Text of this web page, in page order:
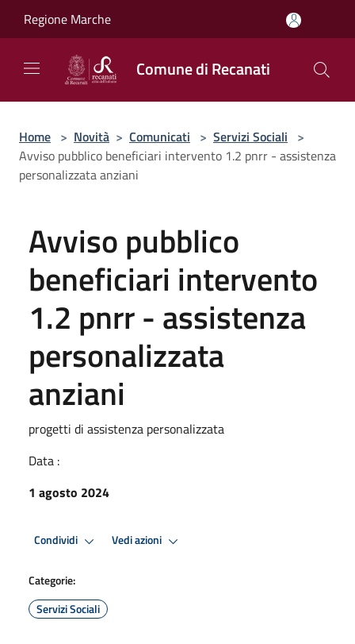
Regione Marche
Comune di Recanati
Home > Novità > Comunicati > Servizi Sociali >
Avviso pubblico beneficiari intervento 1.2 pnrr - assistenza
personalizzata anziani
Avviso pubblico
beneficiari intervento
1.2 pnrr - assistenza
personalizzata
anziani
progetti di assistenza personalizzata
Data :
1 agosto 2024
Condividi Vedi azioni
Categorie:
Servizi Sociali